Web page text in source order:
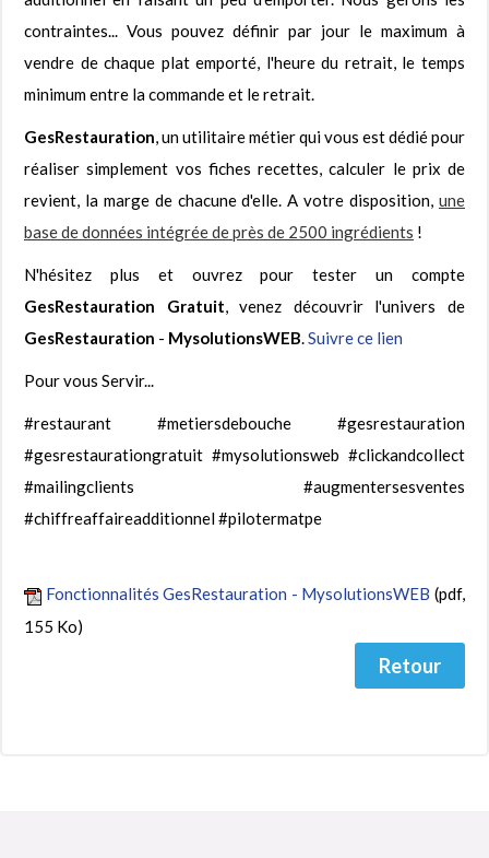
contraintes... Vous pouvez définir par jour le maximum à
vendre de chaque plat emporté, l'heure du retrait, le temps
minimum entre la commande et le retrait.
GesRestauration, un utilitaire métier qui vous est dédié pour
réaliser simplement vos fiches recettes, calculer le prix de
revient, la marge de chacune d'elle. A votre disposition, une
base de données intégrée de près de 2500 ingrédients !
N'hésitez plus et ouvrez pour tester un compte
GesRestauration Gratuit, venez découvrir l'univers de
GesRestauration - MysolutionsWEB.Suivre ce lien
Pour vous Servir...
#restaurant #metiersdebouche #gesrestauration
#gesrestaurationgratuit #mysolutionsweb #clickandcollect
#mailingclients #augmentersesventes
#chiffreaffaireadditionnel #pilotermatpe
Fonctionnalités GesRestauration - MysolutionsWEB (pdf,
155 Ko)
Retour